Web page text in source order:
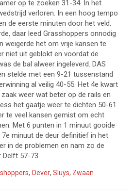
op te zoeken 31-34. In het
verloren. In een hoog tempo
de eerste minuten door het veld.
daar leed Grasshoppers onnodig
weigerde het om vrije kansen te
niet uit geblokt en voordat de
de bal alweer ingeleverd. DAS
stelde met een 9-21 tussenstand
al veilig 40-55. Het 4e kwart
weer wat beter op de rails en
het gaatje weer te dichten 50-61.
te veel kansen gemist om echt
Met 6 punten in 1 minuut gooide
minuut de deur definitief in het
in de problemen en nam zo de
Delft 57-73.
, Oever, Sluys, Zwaan